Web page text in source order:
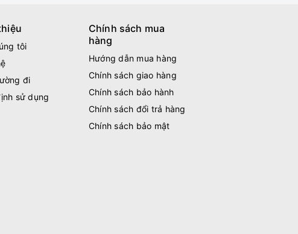
tôi
đi
sử dụng
Chính sách mua
hàng
Hướng dẫn mua hàng
Chính sách giao hàng
Chính sách bảo hành
Chính sách đổi trả hàng
Chính sách bảo mật